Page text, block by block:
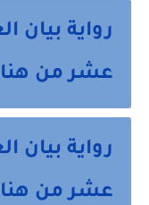
رواية
عشر من هنا
رواية
عشر من هنا